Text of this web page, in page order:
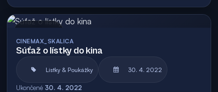
CINEMAX_SKALICA
Súťaž o lístky do kina
Lístky & Poukážky 30. 4. 2022
Ukončené 30. 4. 2022